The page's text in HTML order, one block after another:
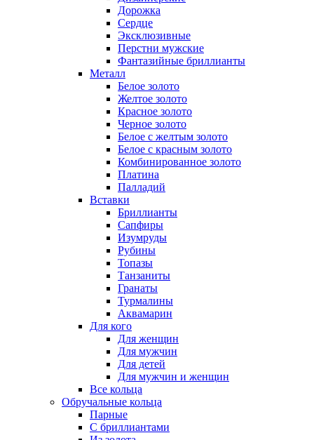
Дорожка
Сердце
Эксклюзивные
Перстни мужские
Фантазийные бриллианты
Металл
Белое золото
Желтое золото
Красное золото
Черное золото
Белое с желтым золото
Белое с красным золото
Комбинированное золото
Платина
Палладий
Вставки
Бриллианты
Сапфиры
Изумруды
Рубины
Топазы
Танзаниты
Гранаты
Турмалины
Аквамарин
Для кого
Для женщин
Для мужчин
Для детей
Для мужчин и женщин
Все кольца
Обручальные кольца
Парные
С бриллиантами